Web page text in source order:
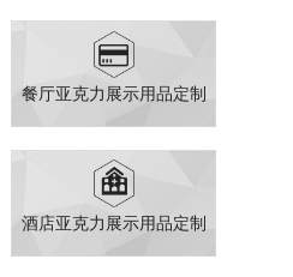
餐厅亚克力展示用品定制
酒店亚克力展示用品定制